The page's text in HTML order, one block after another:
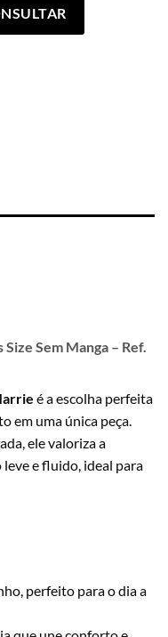
Sem Manga – Ref.
é a escolha perfeita
em uma única peça.
ele valoriza a
e fluido, ideal para
perfeito para o dia a